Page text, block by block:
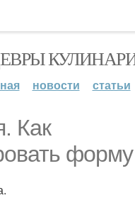
новости статьи
Как
форму